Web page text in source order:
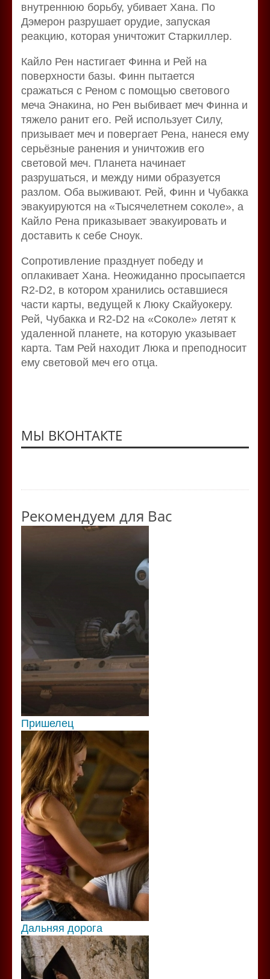
внутреннюю борьбу, убивает Хана. По
Дэмерон разрушает орудие, запуская
реакцию, которая уничтожит Старкиллер.
Кайло Рен настигает Финна и Рей на
поверхности базы. Финн пытается
сражаться с Реном с помощью светового
меча Энакина, но Рен выбивает меч Финна и
тяжело ранит его. Рей использует Силу,
призывает меч и повергает Рена, нанеся ему
серьёзные ранения и уничтожив его
световой меч. Планета начинает
разрушаться, и между ними образуется
разлом. Оба выживают. Рей, Финн и Чубакка
эвакуируются на «Тысячелетнем соколе», а
Кайло Рена приказывает эвакуировать и
доставить к себе Сноук.
Сопротивление празднует победу и
оплакивает Хана. Неожиданно просыпается
R2-D2, в котором хранились оставшиеся
части карты, ведущей к Люку Скайуокеру.
Рей, Чубакка и R2-D2 на «Соколе» летят к
удаленной планете, на которую указывает
карта. Там Рей находит Люка и преподносит
ему световой меч его отца.
МЫ ВКОНТАКТЕ
Рекомендуем для Вас
Пришелец
Дальняя дорога